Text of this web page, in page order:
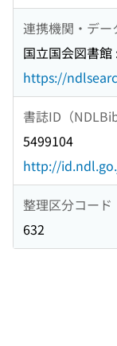
連携機関・デー
国立国会図書
https://
書誌ID（
5499104
http://
整理区分コード
632